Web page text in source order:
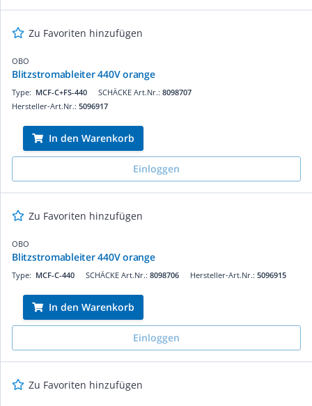
Zu Favoriten hinzufügen
OBO
Blitzstromableiter 440V orange
SCHÄCKE Art.Nr.: 8098707
Type: MCF-C+FS-440
Hersteller-Art.Nr.: 5096917
In den Warenkorb
Einloggen
Zu Favoriten hinzufügen
OBO
Blitzstromableiter 440V orange
SCHÄCKE Art.Nr.: 8098706
Type: MCF-C-440 Hersteller-Art.Nr.: 5096915
In den Warenkorb
Einloggen
Zu Favoriten hinzufügen